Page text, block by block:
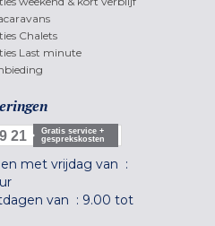
Chalets
Last minute
21
Gratis service +
gesprekskosten
met vrijdag van :
van : 9.00 tot